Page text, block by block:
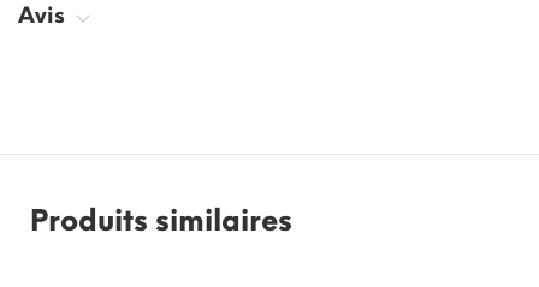
Avis
Produits similaires